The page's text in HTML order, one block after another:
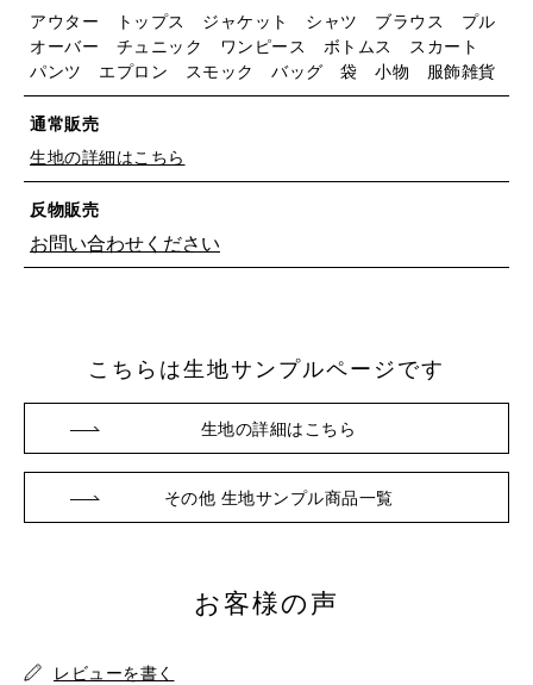
アウター トップス ジャケット シャツ ブラウス プル
オーバー チュニック ワンピース ボトムス スカート
パンツ エプロン スモック バッグ 袋 小物 服飾雑貨
通常販売
生地の詳細はこちら
反物販売
お問い合わせください
※詳しくはこちら
こちらは生地サンプルページです
生地の詳細はこちら
その他 生地サンプル商品一覧
お客様の声
レビューを書く